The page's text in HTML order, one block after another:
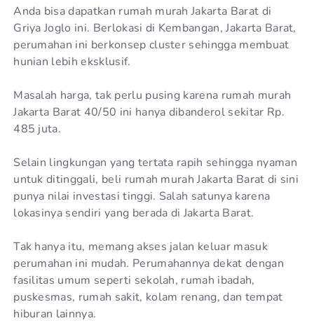
Anda bisa dapatkan rumah murah Jakarta Barat di
Griya Joglo ini. Berlokasi di Kembangan, Jakarta Barat,
perumahan ini berkonsep cluster sehingga membuat
hunian lebih eksklusif.
Masalah harga, tak perlu pusing karena rumah murah
Jakarta Barat 40/50 ini hanya dibanderol sekitar Rp.
485 juta.
Selain lingkungan yang tertata rapih sehingga nyaman
untuk ditinggali, beli rumah murah Jakarta Barat di sini
punya nilai investasi tinggi. Salah satunya karena
lokasinya sendiri yang berada di Jakarta Barat.
Tak hanya itu, memang akses jalan keluar masuk
perumahan ini mudah. Perumahannya dekat dengan
fasilitas umum seperti sekolah, rumah ibadah,
puskesmas, rumah sakit, kolam renang, dan tempat
hiburan lainnya.